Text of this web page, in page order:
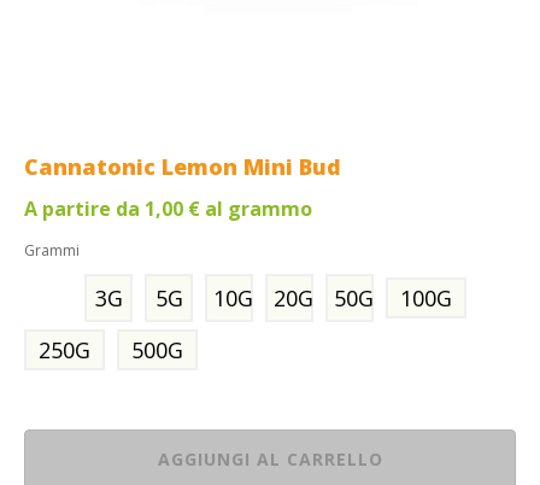
Cannatonic Lemon Mini Bud
A partire da 1,00 € al grammo
Grammi
3G 5G 10G 20G 50G
100G
250G
500G
AGGIUNGI AL CARRELLO